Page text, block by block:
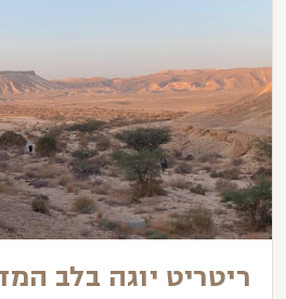
ריטריט יוגה בלב